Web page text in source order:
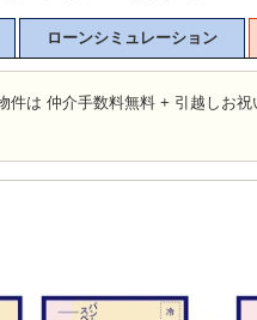
ローンシミュレーション
件は 仲介手数料無料 + 引越しお祝